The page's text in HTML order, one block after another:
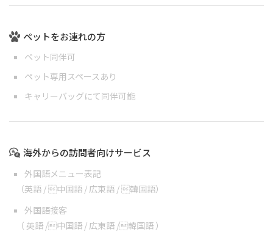
ペットをお連れの方
ペット同伴可
ペット専用スペースあり
キャリーバッグにて同伴可能
海外からの訪問者向けサービス
外国語メニュー表記
（英語 /中国語 / 広東語 /韓国語）
外国語接客
（ 英語 /中国語 / 広東語 /韓国語 ）